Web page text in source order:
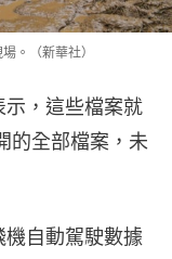
。（新華社）
，這些檔案就
的全部檔案，未
自動駕駛數據